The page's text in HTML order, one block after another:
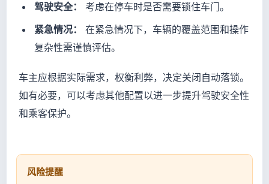
驾驶安全：
考虑在停车时是否需要锁住车门。
紧急情况：
在紧急情况下，车辆的覆盖范围和操作
复杂性需谨慎评估。
车主应根据实际需求，权衡利弊，决定关闭自动落锁。
如有必要，可以考虑其他配置以进一步提升驾驶安全性
和乘客保护。
风险提醒